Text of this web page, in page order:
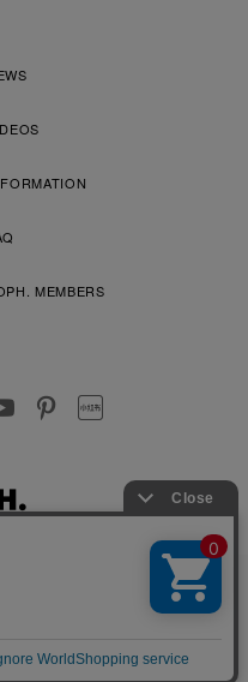
MEMBERS
ため、cookie(クッキー)を
プライバシーポリシーを